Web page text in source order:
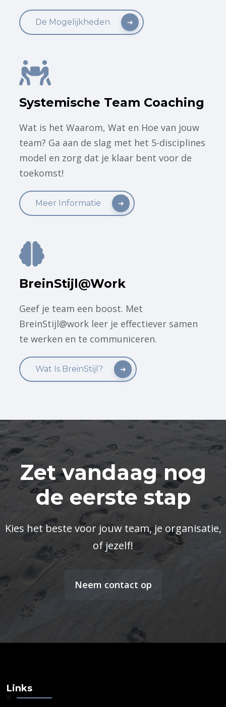
De Mogelijkheden
Systemische Team Coaching
Wat is het Waarom, Wat en Hoe van jouw
team? Ga aan de slag met het 5-disciplines
model en zorg dat je klaar bent voor de
toekomst!
Meer Informatie
BreinStijl@Work
Geef je team een boost. Met
BreinStijl@work leer je effectiever samen
te werken en te communiceren.
Wat Is BreinStijl?
Zet vandaag nog
de eerste stap
Kies het beste voor jouw team, je organisatie,
of jezelf!
Neem contact op
Links